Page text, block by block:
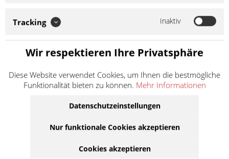
Bei der angebotenen Ware handelt es sich um ein
Zubehör-/Ersatzteil eines...
Weiter lesen >
1,90 € *
Inhalt:1
Lieferzeit ca. 1 Werktag
Warenkorb
Tracking Inaktiv
Wir respektieren Ihre Privatsphäre
Diese Website verwendet Cookies, um Ihnen die bestmögliche
Funktionalität bieten zu können. Mehr Informationen
Datenschutzeinstellungen
Nur funktionale Cookies akzeptieren
Cookies akzeptieren